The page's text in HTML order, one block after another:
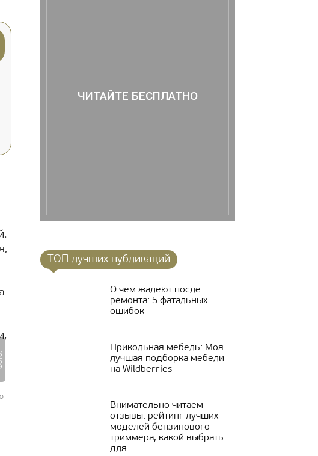
ЧИТАЙТЕ БЕСПЛАТНО
ТОП лучших публикаций
О чем жалеют после
ремонта: 5 фатальных
ошибок
Прикольная мебель: Моя
лучшая подборка мебели
на Wildberries
Внимательно читаем
отзывы: рейтинг лучших
моделей бензинового
триммера, какой выбрать
для...